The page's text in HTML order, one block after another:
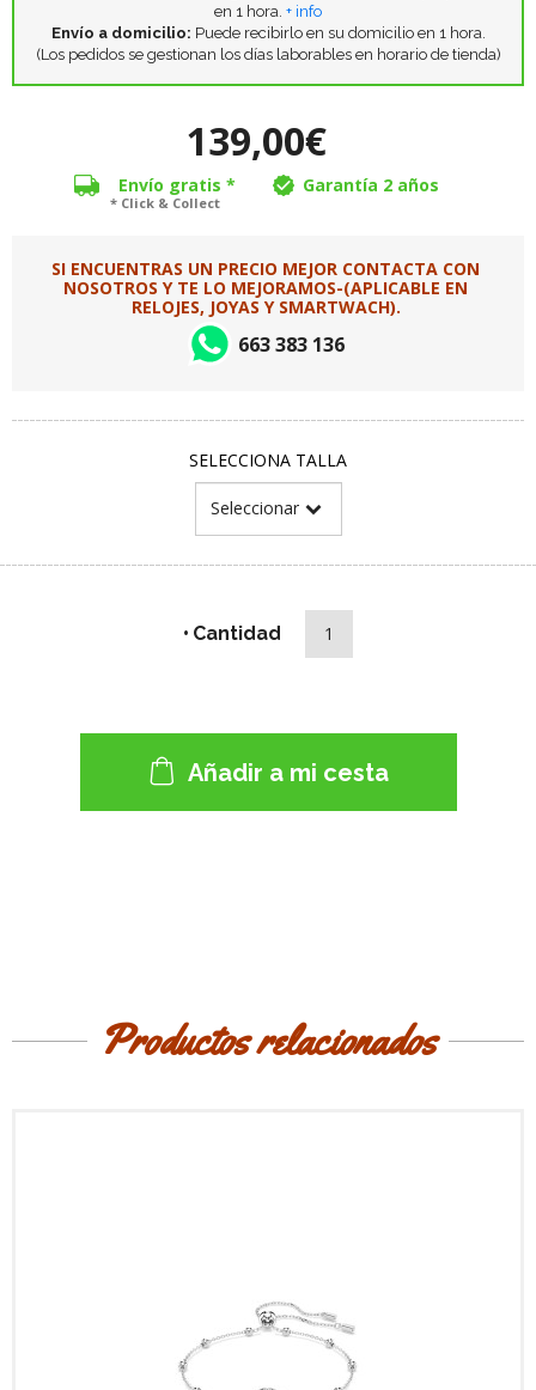
en 1 hora. + info
Envío a domicilio: Puede recibirlo en su domicilio en 1 hora.
(Los pedidos se gestionan los días laborables en horario de tienda)
139,00€
Envío gratis *
* Click & Collect
Garantía 2 años
SI ENCUENTRAS UN PRECIO MEJOR CONTACTA CON
NOSOTROS Y TE LO MEJORAMOS-(APLICABLE EN
RELOJES, JOYAS Y SMARTWACH).
663 383 136
SELECCIONA TALLA
Cantidad
Añadir a mi cesta
Productos relacionados